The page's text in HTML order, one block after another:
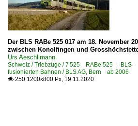
Der BLS RABe 525 017 am 18. November
zwischen Konolfingen und
Urs Aeschlimann
Schweiz / Triebzüge / 7 525 RABe 525
fusionierten Bahnen / BLS AG, Bern ab 2006
 250 1200x800 Px, 19.11.2020